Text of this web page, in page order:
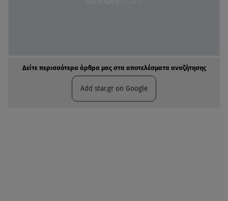
Δείτε περισσότερα άρθρα μας στα αποτελέσματα αναζήτησης
Add star.gr on Google